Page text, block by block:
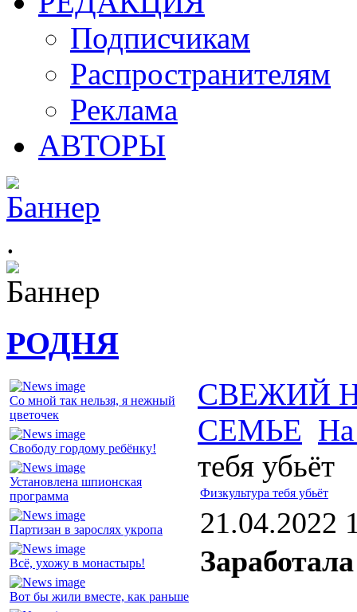
Подписчикам
Распространителям
Реклама
АВТОРЫ
.
РОДНЯ
Со мной так нельзя, я нежный
цветочек
Свободу гордому ребёнку!
Установлена шпионская
программа
Партизан в зарослях укропа
Всё, ухожу в монастырь!
Вот бы жили вместе, как раньше
СВЕЖИЙ
СЕМЬЕ На
тебя убьёт
Физкультура тебя убьёт
21.04.2022